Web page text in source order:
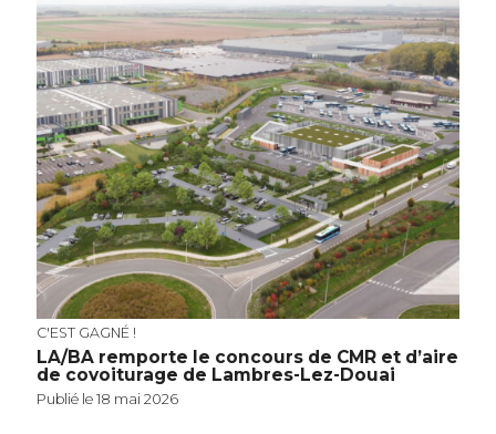
C'EST GAGNÉ !
LA/BA remporte le concours de CMR et d’aire
de covoiturage de Lambres-Lez-Douai
Publié le 18 mai 2026